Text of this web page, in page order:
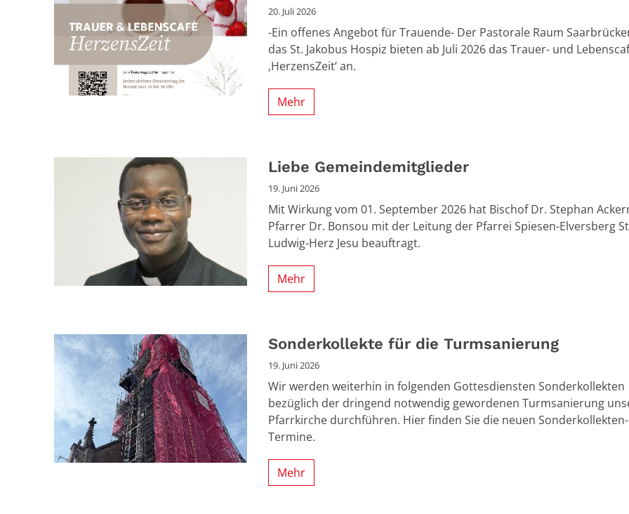
20. Juli 2026
-Ein offenes Angebot für Trauende- Der Pastorale Raum
das St. Jakobus Hospiz bieten ab Juli 2026 das Trauer- und
‚HerzensZeit‘ an.
Mehr
Liebe Gemeindemitglieder
19. Juni 2026
Mit Wirkung vom 01. September 2026 hat Bischof Dr. Stephan
Pfarrer Dr. Bonsou mit der Leitung der Pfarrei Spiesen-Elversberg
Ludwig-Herz Jesu beauftragt.
Mehr
Sonderkollekte für die Turmsanierung
19. Juni 2026
Wir werden weiterhin in folgenden Gottesdiensten Sonderkollekten
bezüglich der dringend notwendig gewordenen Turmsanierung
Pfarrkirche durchführen. Hier finden Sie die neuen Sonderkollekten-
Termine.
Mehr